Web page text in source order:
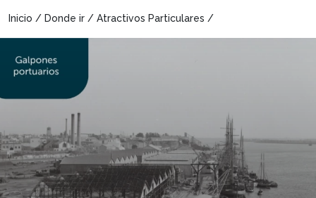
Inicio / Donde ir / Atractivos Particulares /